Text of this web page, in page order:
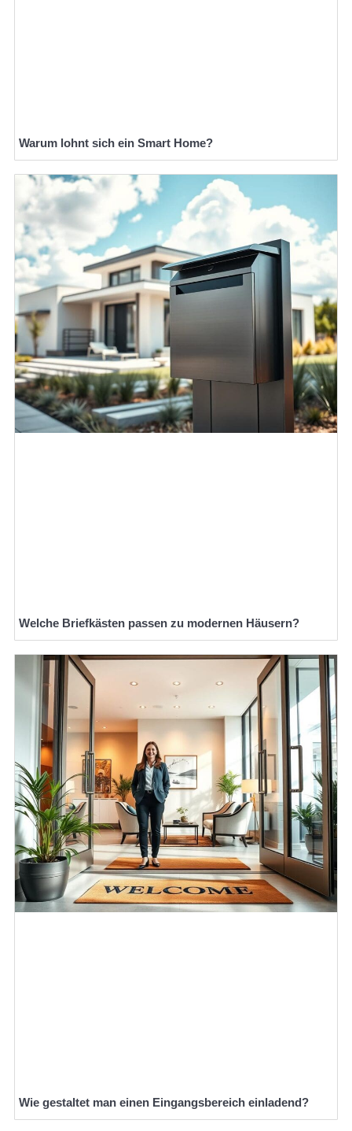
Warum lohnt sich ein Smart Home?
Welche Briefkästen passen zu modernen Häusern?
Wie gestaltet man einen Eingangsbereich einladend?